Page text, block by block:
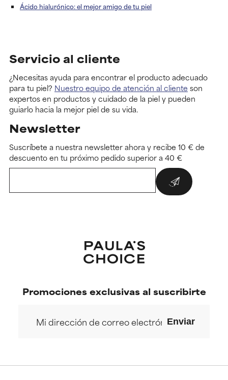
Ácido hialurónico: el mejor amigo de tu piel
Servicio al cliente
¿Necesitas ayuda para encontrar el producto adecuado
para tu piel? Nuestro equipo de atención al cliente son
expertos en productos y cuidado de la piel y pueden
guiarlo hacia la mejor piel de su vida.
Newsletter
Suscríbete a nuestra newsletter ahora y recibe 10 € de
descuento en tu próximo pedido superior a 40 €
Promociones exclusivas al suscribirte
Enviar